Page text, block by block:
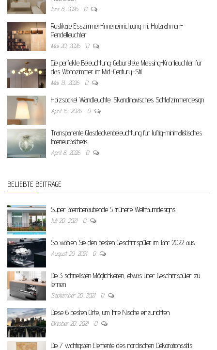
Juni 8, 2026 0
Rustikale Esszimmer-Inneneinrichtung mit Holzrahmen-
Pendelleuchter
Mai 20, 2026 0
Die perfekte Beleuchtung: Gebürstete Messing-Kronleuchter für
das Wohnzimmer im Mid-Century-Stil
Mai 13, 2026 0
Holzsockel Wandleuchte: Skandinavisches Schlafzimmerdesign
April 15, 2026 0
Transparente Glasdeckenbeleuchtung für luftig-minimalistisches
Interieurästhetik
April 8, 2026 0
BELIEBTE BEITRÄGE
Super atemberaubende 5 frühere Weltraumdesigns
Juli 20, 2021 0
So wählen Sie den besten Geschirrspüler im Jahr 2022 aus
August 20, 2021 0
Die 3 schnellsten Möglichkeiten, etwas über Geschirrspüler zu
lernen
September 20, 2021 0
Diese 6 besten Orte, um Ihre Nische einzurichten
Oktober 20, 2021 0
Die 7 wichtigsten Elemente des nordischen Dekorationsstils